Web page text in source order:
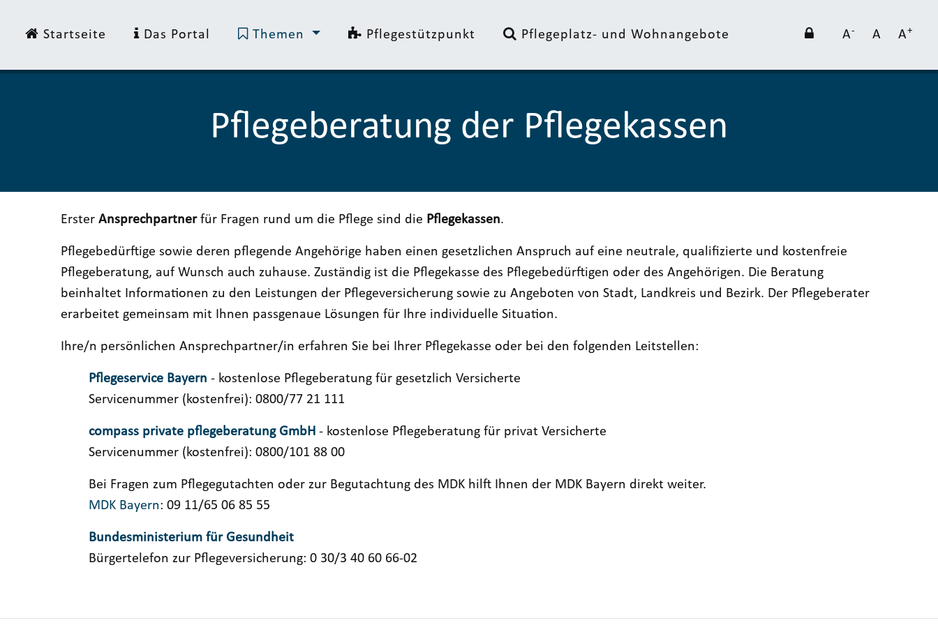
Startseite Das Portal Themen Pflegestützpunkt Pflegeplatz- und Wohnangebote A- A A+
Pflegeberatung der Pflegekassen
Erster Ansprechpartner für Fragen rund um die Pflege sind die Pflegekassen.
Pflegebedürftige sowie deren pflegende Angehörige haben einen gesetzlichen Anspruch auf eine neutrale, qualifizierte und kostenfreie
Pflegeberatung, auf Wunsch auch zuhause. Zuständig ist die Pflegekasse des Pflegebedürftigen oder des Angehörigen. Die Beratung
beinhaltet Informationen zu den Leistungen der Pflegeversicherung sowie zu Angeboten von Stadt, Landkreis und Bezirk. Der Pflegeberater
erarbeitet gemeinsam mit Ihnen passgenaue Lösungen für Ihre individuelle Situation.
Ihre/n persönlichen Ansprechpartner/in erfahren Sie bei Ihrer Pflegekasse oder bei den folgenden Leitstellen:
Pflegeservice Bayern - kostenlose Pflegeberatung für gesetzlich Versicherte
Servicenummer (kostenfrei): 0800/77 21 111
compass private pflegeberatung GmbH - kostenlose Pflegeberatung für privat Versicherte
Servicenummer (kostenfrei): 0800/101 88 00
Bei Fragen zum Pflegegutachten oder zur Begutachtung des MDK hilft Ihnen der MDK Bayern direkt weiter.
MDK Bayern : 09 11/65 06 85 55
Bundesministerium für Gesundheit
Bürgertelefon zur Pflegeversicherung: 0 30/3 40 60 66-02